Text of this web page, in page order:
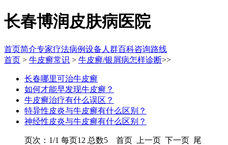
长春博润皮肤病医院
首页简介专家疗法病例设备 人群百科咨询路线
首页 > 牛皮癣常识 > 牛皮癣/银屑病怎样诊断>>
长春哪里可治牛皮癣
如何才能早发现牛皮癣？
牛皮癣治疗有什么误区？
特异性皮炎与牛皮癣有什么区别？
神经性皮炎与牛皮癣有什么区别？
页次：1/1 每页12 总数5 首页 上一页 下一页 尾